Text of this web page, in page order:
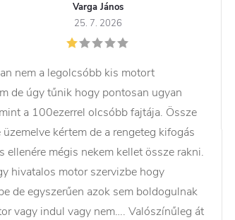
Varga János
25. 7. 2026
nem a legolcsóbb kis motort
de úgy tűnik hogy pontosan ugyan
a 100ezerrel olcsóbb fajtája. Össze
üzemelve kértem de a rengeteg kifogás
ellenére mégis nekem kellet össze rakni.
hivatalos motor szervizbe hogy
de egyszerűen azok sem boldogulnak
vagy indul vagy nem…. Valószínűleg át